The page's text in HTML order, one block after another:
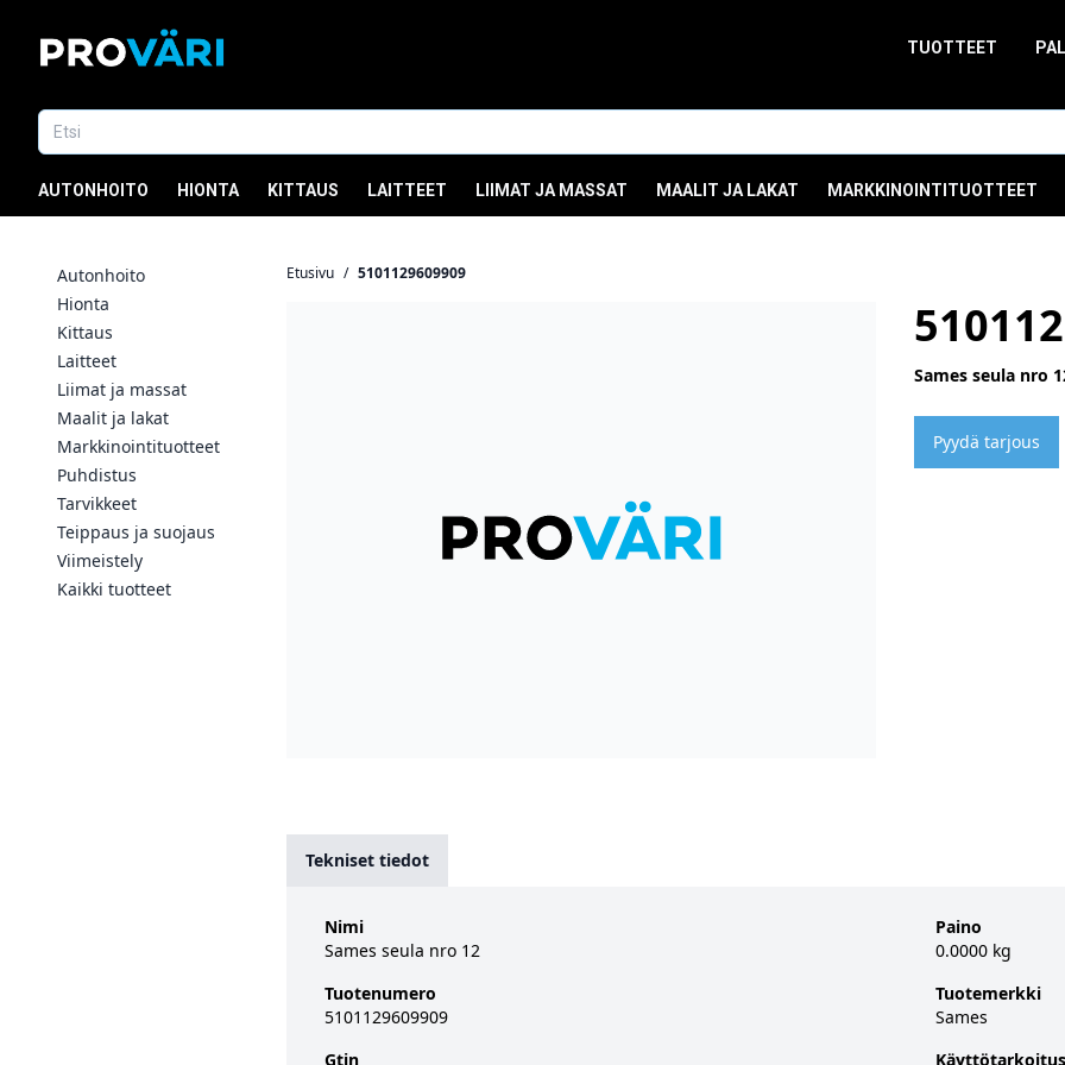
TUOTTEET
AUTONHOITO HIONTA KITTAUS LAITTEET LIIMAT JA MASSAT MAALIT JA LAKAT MARKKINOINTITUOTTEET
Autonhoito
Hionta
Kittaus
Laitteet
Liimat ja massat
Maalit ja lakat
Markkinointituotteet
Puhdistus
Tarvikkeet
Teippaus ja suojaus
Viimeistely
Kaikki tuotteet
Etusivu / 5101129609909
Sames seula nro
Pyydä tarjous
Tekniset tiedot
Nimi
Sames seula nro 12
Tuotenumero
5101129609909
Gtin
Paino
0.0000 kg
Tuotemerkki
Sames
Käyttötarkoitus